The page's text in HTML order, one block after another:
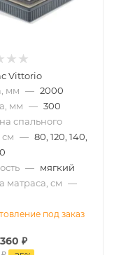
Vittorio
мм — 2000
мм — 300
спального
см — 80, 120, 140,
— мягкий
матраса, см —
под заказ
₽